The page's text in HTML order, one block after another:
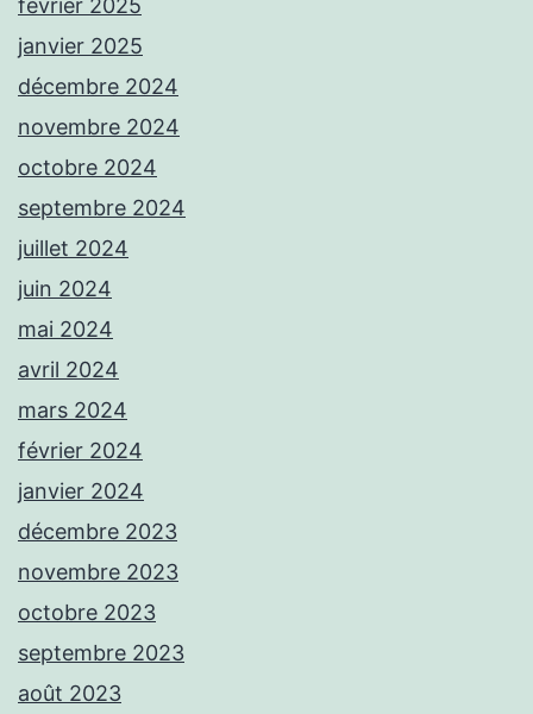
février 2025
janvier 2025
décembre 2024
novembre 2024
octobre 2024
septembre 2024
juillet 2024
juin 2024
mai 2024
avril 2024
mars 2024
février 2024
janvier 2024
décembre 2023
novembre 2023
octobre 2023
septembre 2023
août 2023